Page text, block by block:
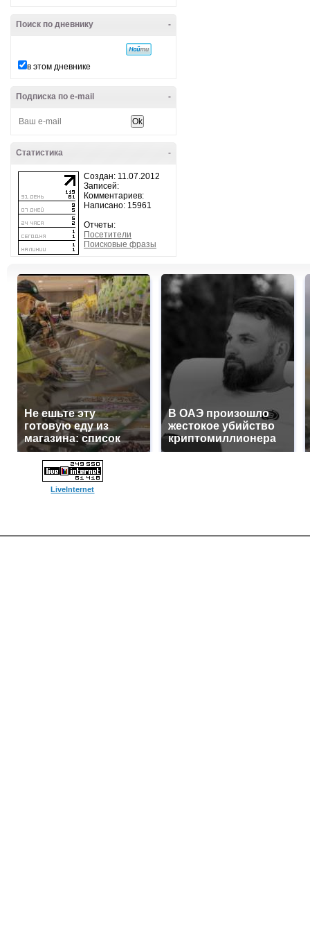
-
Поиск по дневнику
в этом дневнике
-
Подписка по e-mail
-
Статистика
Создан: 11.07.2012
Записей:
Комментариев:
Написано: 15961
Отчеты:
Посетители
Поисковые фразы
Не ешьте эту
готовую еду из
магазина: список
В ОАЭ произошло
жестокое убийство
криптомиллионера
LiveInternet